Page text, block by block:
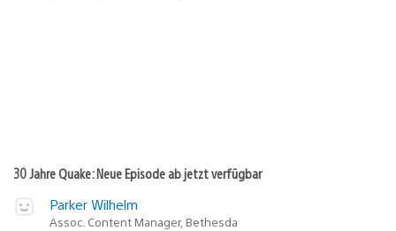
30 Jahre Quake: Neue Episode ab jetzt verfügbar
Parker Wilhelm
Assoc. Content Manager, Bethesda